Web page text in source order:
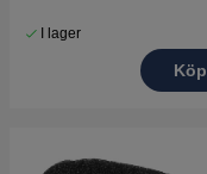
I lager
Köp